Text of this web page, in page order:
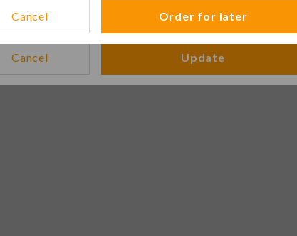
Cancel Update
Cancel Order for later